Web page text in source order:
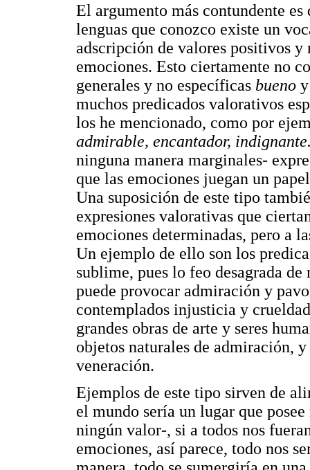
El argumento más contundente
lenguas que conozco existe un
adscripción de valores positivos y
emociones. Esto ciertamente no
generales y no específicas bueno
muchos predicados valorativos
los he mencionado, como por
admirable, encantador,
ninguna manera marginales-
que las emociones juegan un
Una suposición de este tipo
expresiones valorativas que
emociones determinadas, pero a
Un ejemplo de ello son los
sublime, pues lo feo desagrada
puede provocar admiración y
contemplados injusticia y
grandes obras de arte y seres
objetos naturales de admiración,
veneración.
Ejemplos de este tipo sirven de
el mundo sería un lugar que
ningún valor-, si a todos nos
emociones, así parece, todo nos